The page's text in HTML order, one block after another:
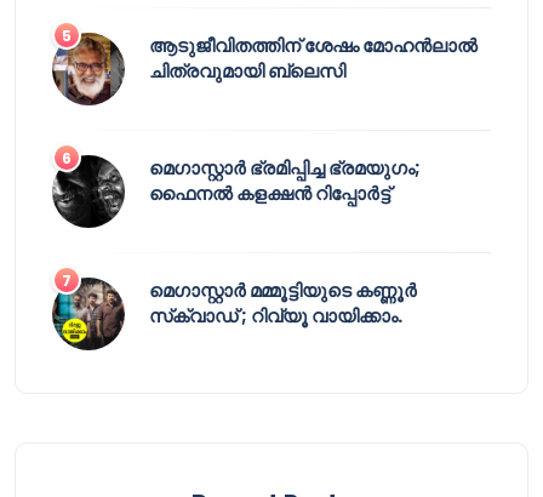
ആടുജീവിതത്തിന് ശേഷം മോഹൻലാൽ
ചിത്രവുമായി ബ്ലെസി
മെഗാസ്റ്റാർ ഭ്രമിപ്പിച്ച ഭ്രമയുഗം;
ഫൈനൽ കളക്ഷൻ റിപ്പോർട്ട്
മെഗാസ്റ്റാർ മമ്മൂട്ടിയുടെ കണ്ണൂർ
സ്‌ക്വാഡ് ; റിവ്യൂ വായിക്കാം.